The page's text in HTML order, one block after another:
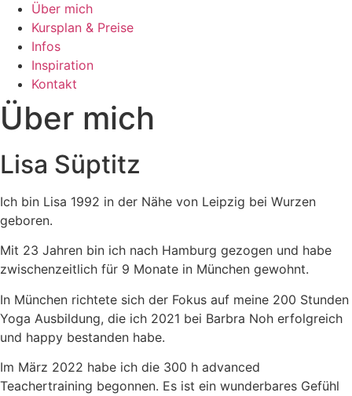
Über mich
Kursplan & Preise
Infos
Inspiration
Kontakt
Über mich
Lisa Süptitz
Ich bin Lisa 1992 in der Nähe von Leipzig bei Wurzen
geboren.
Mit 23 Jahren bin ich nach Hamburg gezogen und habe
zwischenzeitlich für 9 Monate in München gewohnt.
In München richtete sich der Fokus auf meine 200 Stunden
Yoga Ausbildung, die ich 2021 bei Barbra Noh erfolgreich
und happy bestanden habe.
Im März 2022 habe ich die 300 h advanced
Teachertraining begonnen. Es ist ein wunderbares Gefühl